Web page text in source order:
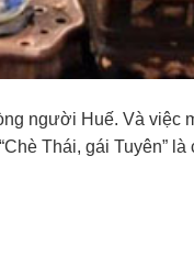
người Huế. Và việc
Thái, gái Tuyên”